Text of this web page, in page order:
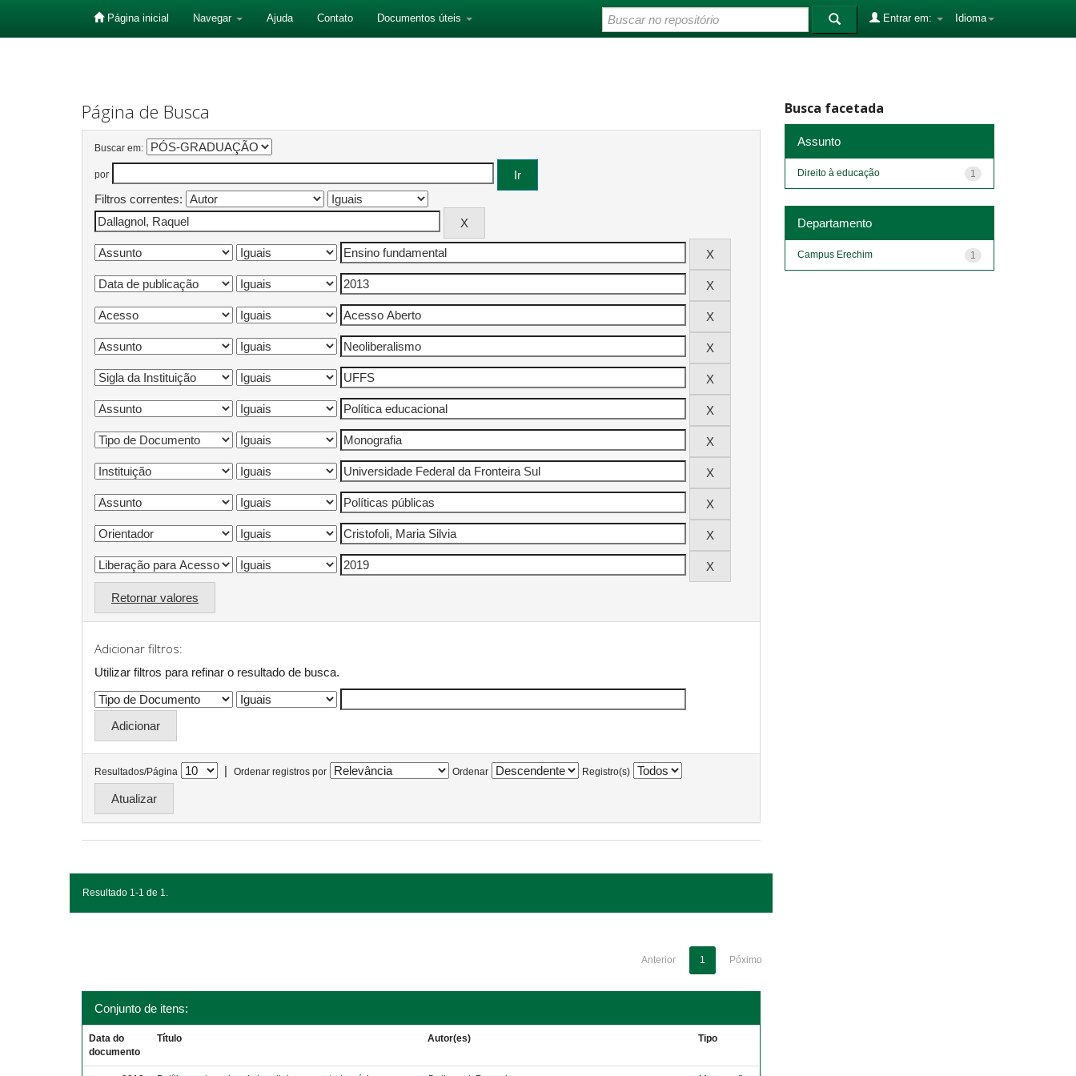
Página inicial Navegar Ajuda Contato Documentos úteis Idioma
Entrar em:
Página de Busca
Buscar em:
por
Filtros correntes:
Retornar valores
Adicionar filtros:
Utilizar filtros para refinar o resultado de busca.
Resultados/Página | Ordenar registros por Ordenar Registro(s)
Resultado 1-1 de 1.
Anterior 1 Póximo
Conjunto de itens:
Data do
documento
Título Autor(es) Tipo
Busca facetada
Assunto
1
Direito à educação
Departamento
1
Campus Erechim